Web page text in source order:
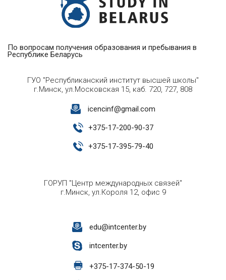
По вопросам получения образования и пребывания в
Республике Беларусь
ГУО "Республиканский институт высшей школы"
г.Минск, ул.Московская 15, каб. 720, 727, 808
icencinf@gmail.com
+375-17-200-90-37
+375-17-395-79-40
ГОРУП "Центр международных связей"
г.Минск, ул.Короля 12, офис 9
edu@intcenter.by
intcenter.by
+375-17-374-50-19